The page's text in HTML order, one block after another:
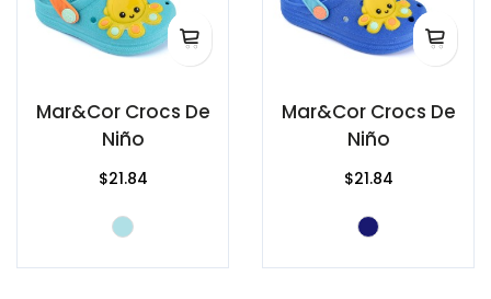
Mar&Cor Crocs De
Niño
$21.84
Mar&Cor Crocs De
Niño
$21.84